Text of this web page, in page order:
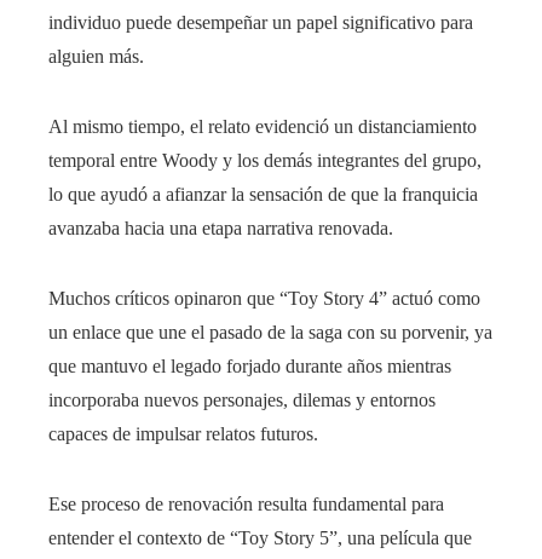
individuo puede desempeñar un papel significativo para
alguien más.
Al mismo tiempo, el relato evidenció un distanciamiento
temporal entre Woody y los demás integrantes del grupo,
lo que ayudó a afianzar la sensación de que la franquicia
avanzaba hacia una etapa narrativa renovada.
Muchos críticos opinaron que “Toy Story 4” actuó como
un enlace que une el pasado de la saga con su porvenir, ya
que mantuvo el legado forjado durante años mientras
incorporaba nuevos personajes, dilemas y entornos
capaces de impulsar relatos futuros.
Ese proceso de renovación resulta fundamental para
entender el contexto de “Toy Story 5”, una película que